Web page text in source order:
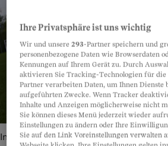
Im Spital operiert er Knie, auf dem
Ihre Privatsphäre ist uns wichtig
Wir und unsere293-Partner speichern und
personenbezogene Daten wie Browserdaten
Kennungen auf Ihrem Gerät zu. Durch
aktivieren Sie Tracking-Technologien für die
Partner verarbeiten Daten, um Ihnen Dienste
aufgeführten Zwecke. Wenn Tracker
Inhalte und Anzeigen möglicherweise nicht
Sie können dieses Menü jederzeit wieder
Einstellungen zu ändern oder Ihre
Sie auf den Link Voreinstellungen verwalten